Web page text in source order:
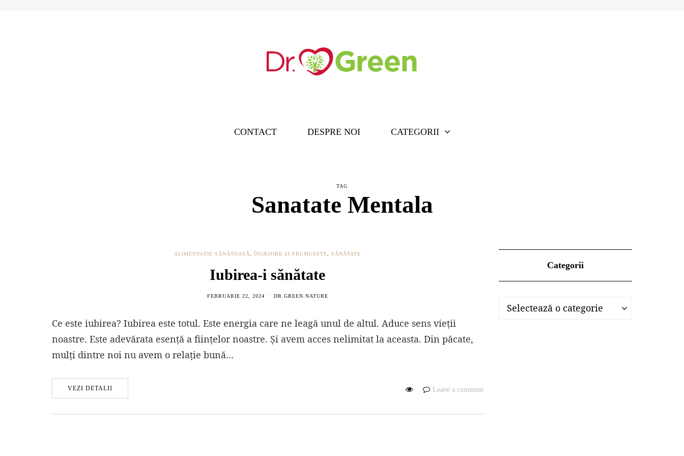
CONTACT DESPRE NOI CATEGORII
TAG
Sanatate Mentala
ALIMENTAȚIE SĂNĂTOASĂ ,ÎNGRIJIRE ȘI FRUMUSEȚE ,SĂNĂTATE
Iubirea-i sănătate
FEBRUARIE 22, 2024 DR.GREEN.NATURE
Ce este iubirea? Iubirea este totul. Este energia care ne leagă unul de altul. Aduce sens vieții
noastre. Este adevărata esență a ființelor noastre. Și avem acces nelimitat la aceasta. Din păcate,
mulți dintre noi nu avem o relație bună…
VEZI DETALII Leave a comment
Categorii
Categorii
Selectează o categorie
Categorii